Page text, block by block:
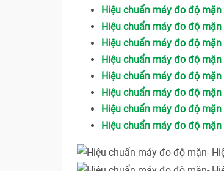
Hiệu chuẩn máy đo độ mặn
Hiệu chuẩn máy đo độ mặn
Hiệu chuẩn máy đo độ mặn
Hiệu chuẩn máy đo độ mặn
Hiệu chuẩn máy đo độ mặn
Hiệu chuẩn máy đo độ mặn
Hiệu chuẩn máy đo độ mặn
Hiệu chuẩn máy đo độ mặn